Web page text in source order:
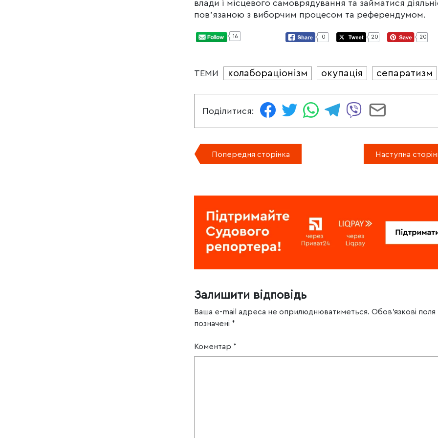
влади і місцевого самоврядування та займатися
повʼязаною з виборчим процесом та референдумом.
16 0 20 20
ТЕМИ колабораціонізм окупація сепаратизм
Поділитися:
Попередня сторінка Наступна
Залишити відповідь
Ваша e-mail адреса не оприлюднюватиметься. Обов’язкові поля
позначені *
Коментар *